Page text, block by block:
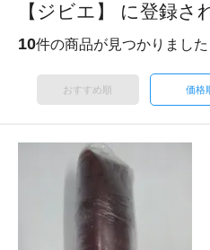
【ジビエ】 に登録さ
10件の商品が見つかりました
おすすめ順 価格